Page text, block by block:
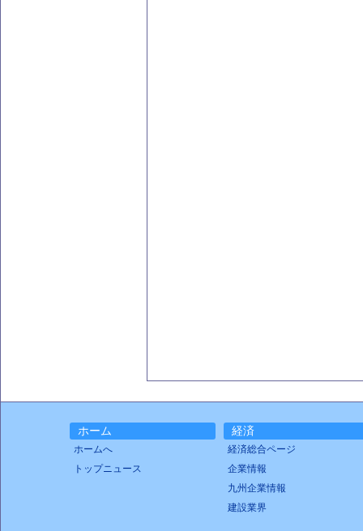
ホーム
ホームへ
トップニュース
経済
経済総合ページ
企業情報
九州企業情報
建設業界